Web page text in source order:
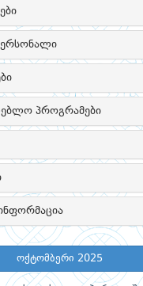
პროგრამები
ოქტომბერი 2025